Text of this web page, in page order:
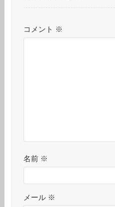
コメント ※
名前 ※
メール ※